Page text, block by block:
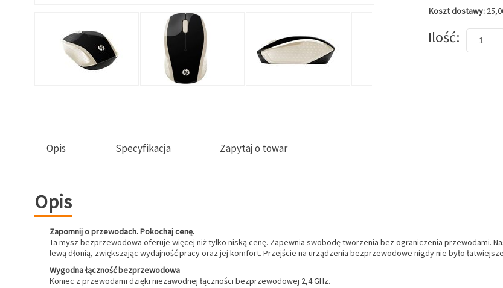
Koszt dostawy:
Ilość
Opis Specyfikacja Zapytaj o towar
Opis
Zapomnij o przewodach. Pokochaj cenę.
Ta mysz bezprzewodowa oferuje więcej niż tylko niską cenę. Zapewnia swobodę tworzenia bez ograniczenia przewodami.
lewą dłonią, zwiększając wydajność pracy oraz jej komfort. Przejście na urządzenia bezprzewodowe nigdy nie było
Wygodna łączność bezprzewodowa
Koniec z przewodami dzięki niezawodnej łączności bezprzewodowej 2,4 GHz.